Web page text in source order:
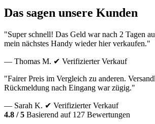
Das sagen unsere Kunden
"Super schnell! Das Geld war nach 2 Tagen
mein nächstes Handy wieder hier verkaufen."
— Thomas M. ✔ Verifizierter Verkauf
"Fairer Preis im Vergleich zu anderen.
Rückmeldung nach Eingang war zügig."
— Sarah K. ✔ Verifizierter Verkauf
4.8 / 5 Basierend auf 127 Bewertungen